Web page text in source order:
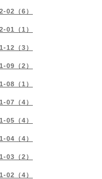
02（6）
01（1）
12（3）
09（2）
08（1）
07（4）
05（4）
04（4）
03（2）
02（4）